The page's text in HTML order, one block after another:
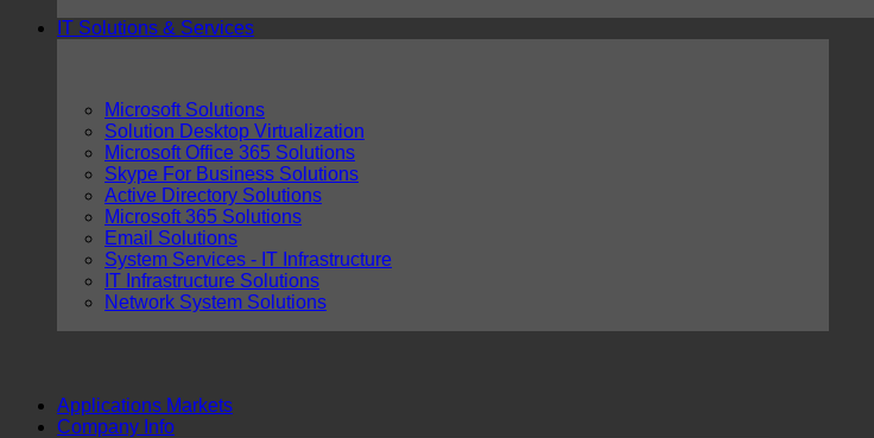
IT Solutions & Services
Microsoft Solutions
Solution Desktop Virtualization
Microsoft Office 365 Solutions
Skype For Business Solutions
Active Directory Solutions
Microsoft 365 Solutions
Email Solutions
System Services - IT Infrastructure
IT Infrastructure Solutions
Network System Solutions
Applications Markets
Company Info